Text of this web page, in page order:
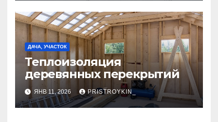
ДАЧА, УЧАСТОК
Теплоизоляция
деревянных перекрытий
ЯНВ 11, 2026 PRISTROYKIN_